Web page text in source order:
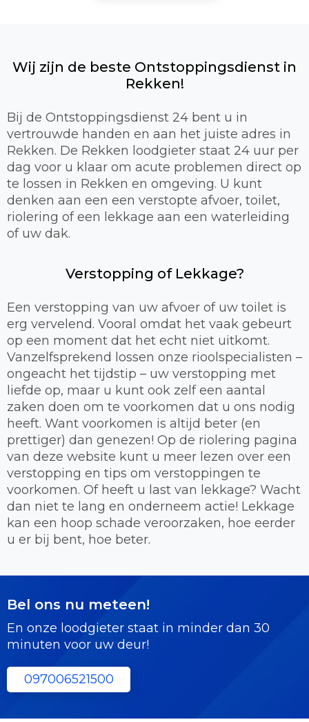
Wij zijn de beste Ontstoppingsdienst in
Rekken!
Bij de Ontstoppingsdienst 24 bent u in
vertrouwde handen en aan het juiste adres in
Rekken. De Rekken loodgieter staat 24 uur per
dag voor u klaar om acute problemen direct op
te lossen in Rekken en omgeving. U kunt
denken aan een een verstopte afvoer, toilet,
riolering of een lekkage aan een waterleiding
of uw dak.
Verstopping of Lekkage?
Een verstopping van uw afvoer of uw toilet is
erg vervelend. Vooral omdat het vaak gebeurt
op een moment dat het echt niet uitkomt.
Vanzelfsprekend lossen onze rioolspecialisten –
ongeacht het tijdstip – uw verstopping met
liefde op, maar u kunt ook zelf een aantal
zaken doen om te voorkomen dat u ons nodig
heeft. Want voorkomen is altijd beter (en
prettiger) dan genezen! Op de riolering pagina
van deze website kunt u meer lezen over een
verstopping en tips om verstoppingen te
voorkomen. Of heeft u last van lekkage? Wacht
dan niet te lang en onderneem actie! Lekkage
kan een hoop schade veroorzaken, hoe eerder
u er bij bent, hoe beter.
Bel ons nu meteen!
En onze loodgieter staat in minder dan 30
minuten voor uw deur!
097006521500